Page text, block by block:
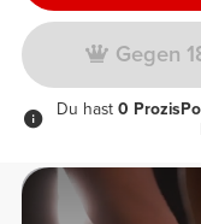
Gegen
Du hast 0